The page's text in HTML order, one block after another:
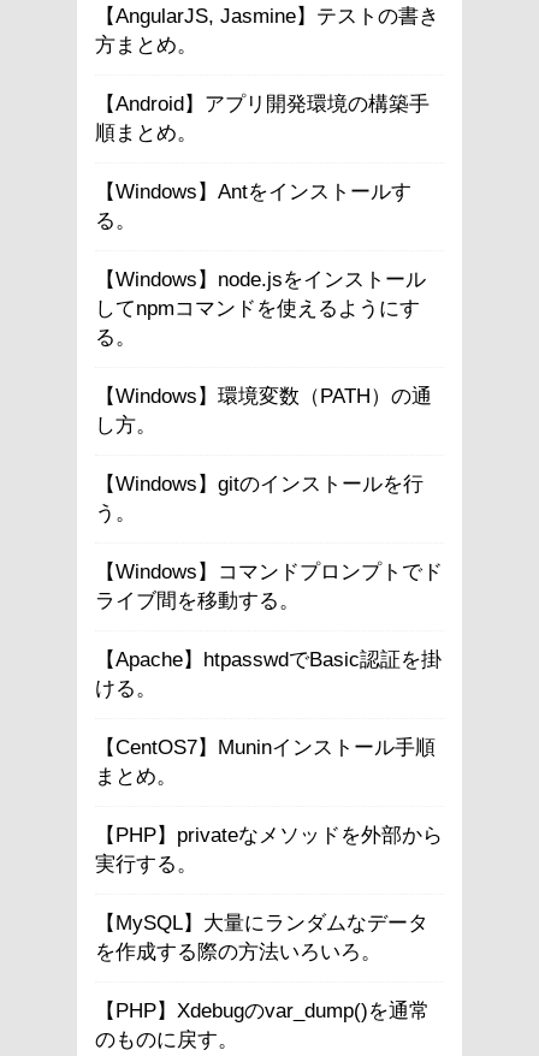
【AngularJS, Jasmine】テストの書き
方まとめ。
【Android】アプリ開発環境の構築手
順まとめ。
【Windows】Antをインストールす
る。
【Windows】node.jsをインストール
してnpmコマンドを使えるようにす
る。
【Windows】環境変数（PATH）の通
し方。
【Windows】gitのインストールを行
う。
【Windows】コマンドプロンプトでド
ライブ間を移動する。
【Apache】htpasswdでBasic認証を掛
ける。
【CentOS7】Muninインストール手順
まとめ。
【PHP】privateなメソッドを外部から
実行する。
【MySQL】大量にランダムなデータ
を作成する際の方法いろいろ。
【PHP】Xdebugのvar_dump()を通常
のものに戻す。